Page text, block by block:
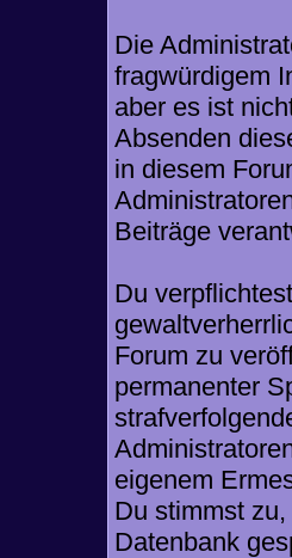
Die
fragwürdigem
aber es ist
Absenden
in diesem
Beiträge
Du
Forum zu
permanenter
eigenem
Du stimmst
Datenbank